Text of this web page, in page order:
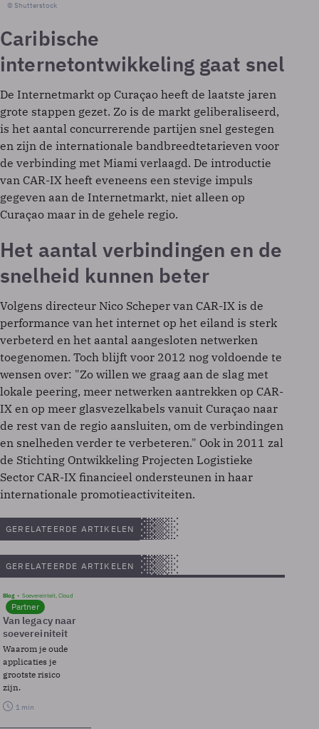
© Shutterstock
Caribische
internetontwikkeling gaat snel
De Internetmarkt op Curaçao heeft de laatste jaren
grote stappen gezet. Zo is de markt geliberaliseerd,
is het aantal concurrerende partijen snel gestegen
en zijn de internationale bandbreedtetarieven voor
de verbinding met Miami verlaagd. De introductie
van CAR-IX heeft eveneens een stevige impuls
gegeven aan de Internetmarkt, niet alleen op
Curaçao maar in de gehele regio.
Het aantal verbindingen en de
snelheid kunnen beter
Volgens directeur Nico Scheper van CAR-IX is de
performance van het internet op het eiland is sterk
verbeterd en het aantal aangesloten netwerken
toegenomen. Toch blijft voor 2012 nog voldoende te
wensen over: "Zo willen we graag aan de slag met
lokale peering, meer netwerken aantrekken op CAR-
IX en op meer glasvezelkabels vanuit Curaçao naar
de rest van de regio aansluiten, om de verbindingen
en snelheden verder te verbeteren." Ook in 2011 zal
de Stichting Ontwikkeling Projecten Logistieke
Sector CAR-IX financieel ondersteunen in haar
internationale promotieactiviteiten.
GERELATEERDE ARTIKELEN
GERELATEERDE ARTIKELEN
Blog Soevereinteit, Cloud
Partner
Van legacy naar
soevereiniteit
Waarom je oude
applicaties je
grootste risico
zijn.
1 min